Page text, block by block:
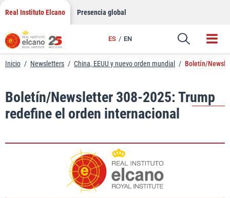
Saltar
contenido
Real Instituto Elcano Presencia global
ES EN
Enlace
Inicio / Newsletters / China, EEUU y nuevo orden mundial / Boletín/
Boletín/Newsletter 308-2025: Trump
redefine el orden internacional